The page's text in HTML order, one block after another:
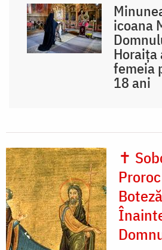
icoana
Horaița
femeia
18 ani
✝